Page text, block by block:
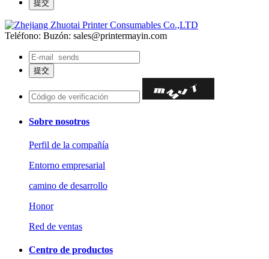
Teléfono: Buzón: sales@printermayin.com
Sobre nosotros
Perfil de la compañía
Entorno empresarial
camino de desarrollo
Honor
Red de ventas
Centro de productos